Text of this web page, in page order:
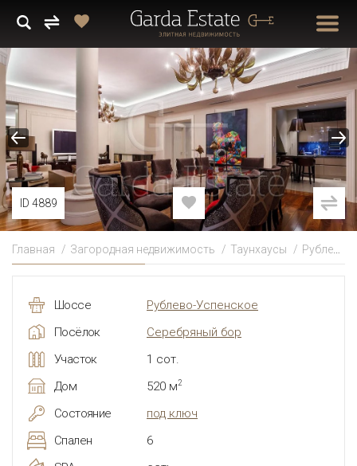
ID 4889
Главная Загородная недвижимость Таунхаусы Рублево-Успенское
Шоссе
Рублево-Успенское
Посёлок
Серебряный бор
Участок
1 сот.
Дом
520 м2
Состояние
под ключ
Спален
6